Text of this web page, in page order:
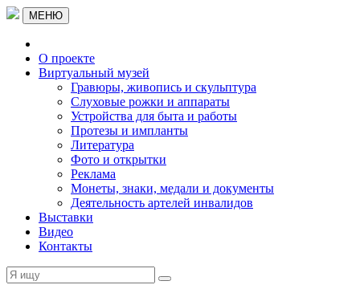
МЕНЮ
О проекте
Виртуальный музей
Гравюры, живопись и скульптура
Слуховые рожки и аппараты
Устройства для быта и работы
Протезы и импланты
Литература
Фото и открытки
Реклама
Монеты, знаки, медали и документы
Деятельность артелей инвалидов
Выставки
Видео
Контакты